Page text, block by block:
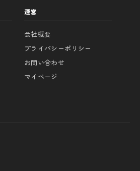
運営
会社概要
プライバシーポリシー
お問い合わせ
マイページ